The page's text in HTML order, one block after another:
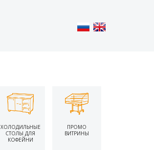
ХОЛОДИЛЬНЫЕ
СТОЛЫ ДЛЯ
КОФЕЙНИ
ПРОМО
ВИТРИНЫ